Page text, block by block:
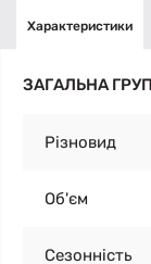
Характеристики
ЗАГАЛЬНА
Різновид
Об'єм
Сезонність